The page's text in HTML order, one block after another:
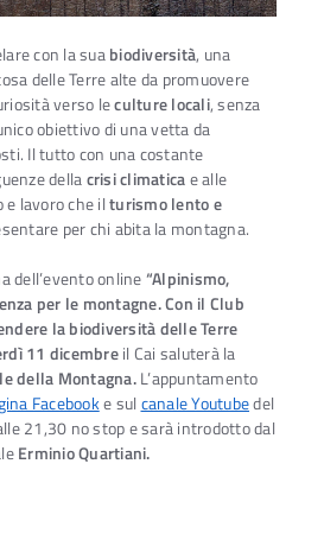
con la suabiodiversità, una
delle Terre alte da promuovere
verso leculture locali, senza
obiettivo di una vetta da
Il tutto con una costante
dellacrisi climaticae alle
lavoro che ilturismo lento e
per chi abita la montagna.
dell’evento online“Alpinismo,
per le montagne. Con il Club
la biodiversità delle Terre
11 dicembreil Cai saluterà la
della Montagna.L’appuntamento
Facebooke sul canale Youtubedel
21,30 no stop e sarà introdotto dal
Erminio Quartiani.